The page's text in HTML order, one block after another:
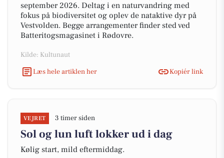
september 2026. Deltag i en naturvandring med
fokus på biodiversitet og oplev de nataktive dyr på
Vestvolden. Begge arrangementer finder sted ved
Batteritogsmagasinet i Rødovre.
Kilde: Kultunaut
Læs hele artiklen her
Kopiér link
VEJRET 3 timer siden
Sol og lun luft lokker ud i dag
Kølig start, mild eftermiddag.